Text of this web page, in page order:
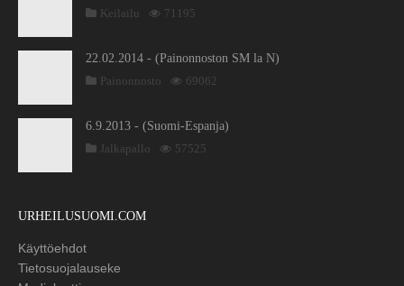
Keilailu
71195
22.02.2014 - (Painonnoston SM la N)
Painonnosto
69062
6.9.2013 - (Suomi-Espanja)
Jalkapallo
57525
URHEILUSUOMI.COM
Käyttöehdot
Tietosuojalauseke